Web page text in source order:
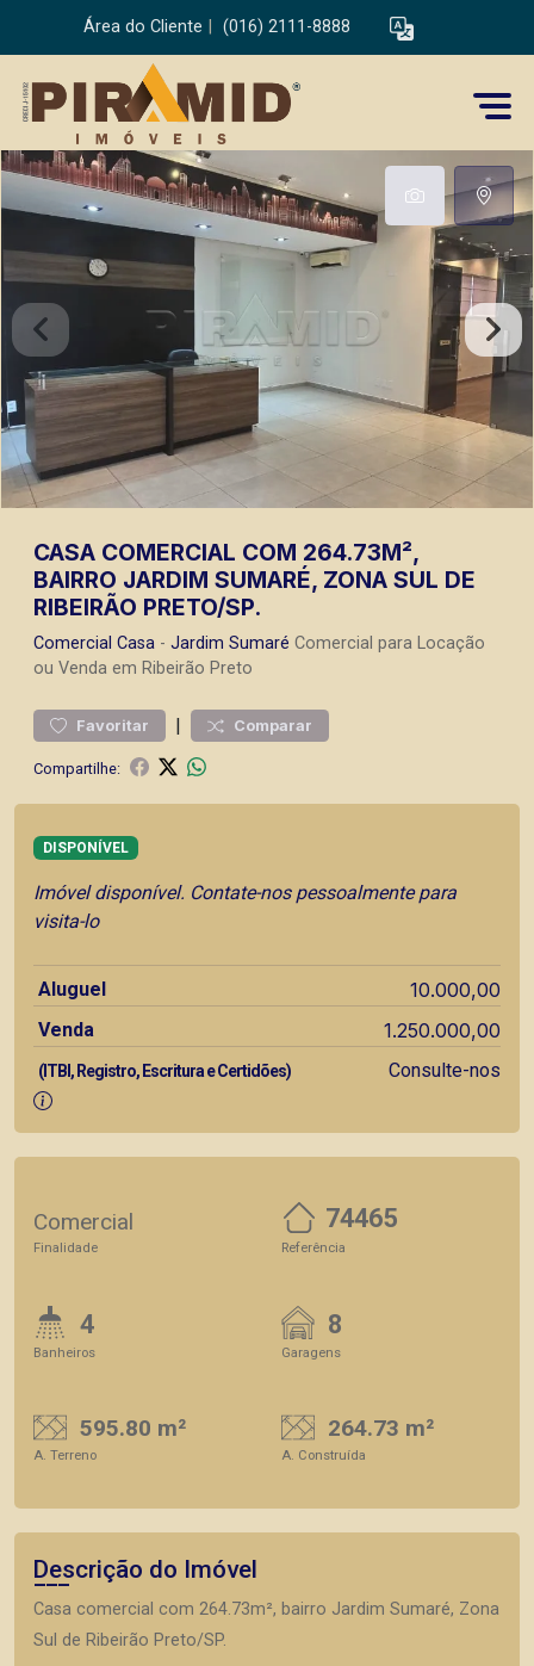
Área do Cliente (016) 2111-8888
CASA COMERCIAL COM 264.73M²,
BAIRRO JARDIM SUMARÉ, ZONA SUL DE
RIBEIRÃO PRETO/SP.
Comercial Casa - Jardim Sumaré Comercial para Locação
ou Venda em Ribeirão Preto
Favoritar | Comparar
Compartilhe:
DISPONÍVEL
Imóvel disponível. Contate-nos pessoalmente para
visita-lo
Aluguel 10.000,00
Venda 1.250.000,00
(ITBI, Registro, Escritura e Certidões) Consulte-nos
Comercial
Finalidade
74465
Referência
4
Banheiros
8
Garagens
595.80 m²
A. Terreno
264.73 m²
A. Construída
Descrição do Imóvel
Casa comercial com 264.73m², bairro Jardim Sumaré, Zona
Sul de Ribeirão Preto/SP.